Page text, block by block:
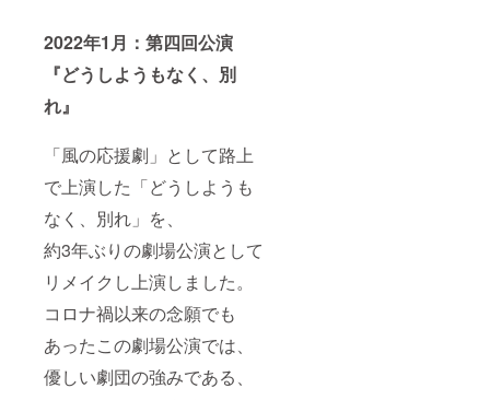
2022年1月：第四回公演
『どうしようもなく、別
れ』
「風の応援劇」として路上
で上演した「どうしようも
なく、別れ」を、
約3年ぶりの劇場公演として
リメイクし上演しました。
コロナ禍以来の念願でも
あったこの劇場公演では、
優しい劇団の強みである、